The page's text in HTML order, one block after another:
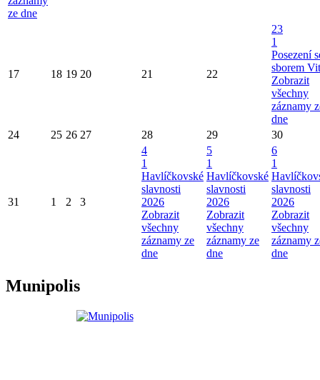
ze dne
17 18 19 20 21 22
23
1
Posezení
sborem
Zobrazit
všechny
záznamy
dne
24
25 26 27 28 29 30
31 1 2 3
4
1
Havlíčkovské
slavnosti
2026
Zobrazit
všechny
záznamy ze
dne
5
1
Havlíčkovské
slavnosti
2026
Zobrazit
všechny
záznamy ze
dne
6
1
slavnosti
2026
Zobrazit
všechny
záznamy
dne
Munipolis